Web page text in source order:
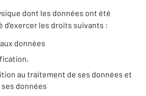
dont les données ont été
d’exercer les droits suivants :
données
au traitement de ses données et
ses données